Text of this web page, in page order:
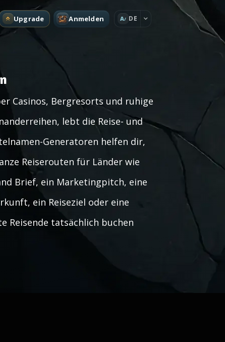
Upgrade Anmelden A DE
Casinos, Bergresorts und ruhige
lebt die Reise- und
Generatoren helfen dir,
Reiserouten für Länder wie
Brief, ein Marketingpitch, eine
ein Reiseziel oder eine
Reisende tatsächlich buchen